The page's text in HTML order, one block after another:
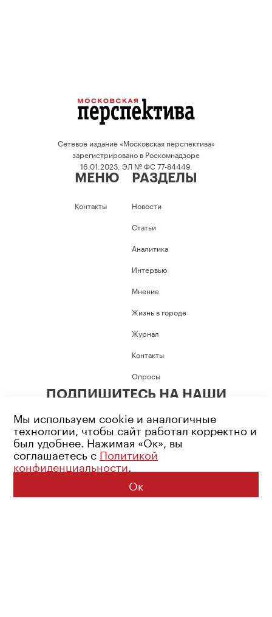
Сетевое издание «Московская перспектива»
зарегистрировано в Роскомнадзоре
16.01.2023, ЭЛ № ФС 77-84449.
МЕНЮ
Контакты
РАЗДЕЛЫ
Новости
Статьи
Аналитика
Интервью
Мнение
Жизнь в городе
Журнал
Контакты
Опросы
ПОДПИШИТЕСЬ НА НАШИ
Возрастное ограничение: 16+
Политика конфиденциальности
© 2026 Все права защищены
Мы используем cookie и аналогичные
технологии, чтобы сайт работал корректно и
был удобнее. Нажимая «Ок», вы
соглашаетесь с Политикой
конфиденциальности.
Ок